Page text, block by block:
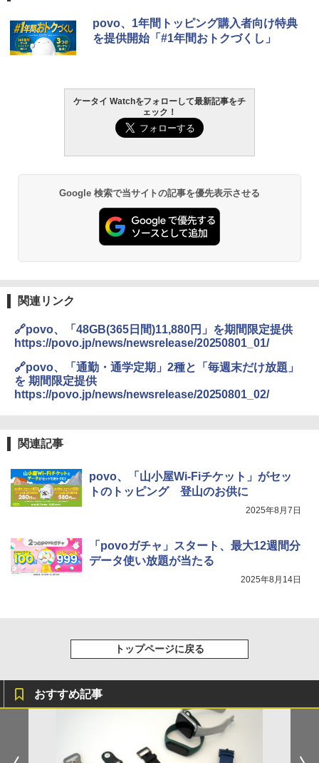
povo、1年間トッピング購入者向け特典
を提供開始「#1年間おトクづくし」
ケータイ Watchをフォローして最新記事をチ
ェック！
Google 検索で当サイトの記事を優先表示させる
関連リンク
🔗povo、「48GB(365日間)11,880円」を期間限定提供
https://povo.jp/news/newsrelease/20250801_01/
🔗povo、「通勤・通学定期」2種と「毎週末だけ放題」
を 期間限定提供
https://povo.jp/news/newsrelease/20250801_02/
関連記事
povo、「山小屋Wi-Fiチケット」がセッ
トのトッピング 登山のお供に
2025年8月7日
「povoガチャ」スタート、最大12週間分
データ使い放題が当たる
2025年8月14日
トップページに戻る
おすすめ記事